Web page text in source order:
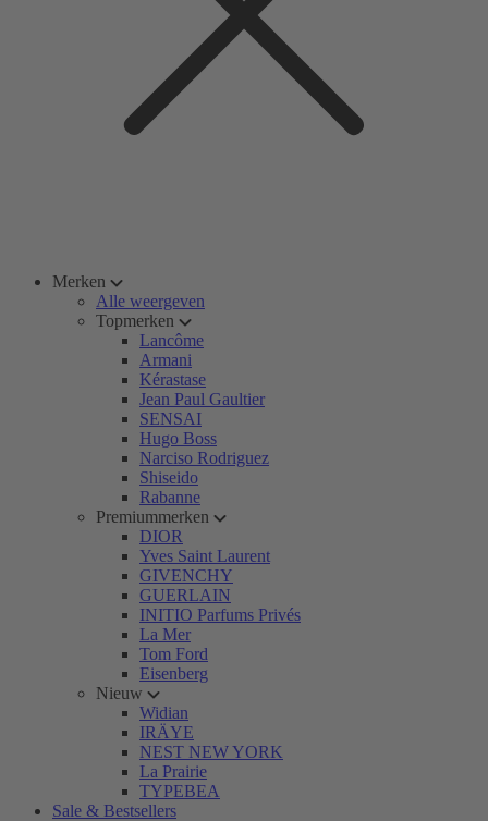
Merken
Alle weergeven
Topmerken
Lancôme
Armani
Kérastase
Jean Paul Gaultier
SENSAI
Hugo Boss
Narciso Rodriguez
Shiseido
Rabanne
Premiummerken
DIOR
Yves Saint Laurent
GIVENCHY
GUERLAIN
INITIO Parfums Privés
La Mer
Tom Ford
Eisenberg
Nieuw
Widian
IRÄYE
NEST NEW YORK
La Prairie
TYPEBEA
Sale & Bestsellers